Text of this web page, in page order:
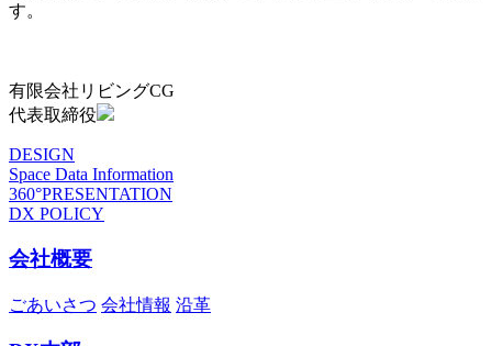
す。
有限会社リビングCG
代表取締役
DESIGN
Space Data Information
360°PRESENTATION
DX POLICY
会社概要
ごあいさつ 会社情報 沿革